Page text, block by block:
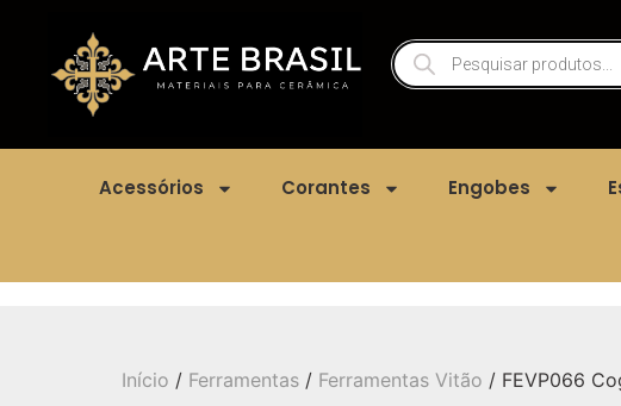
Acessórios Corantes Engobes
Início / Ferramentas / Ferramentas Vitão / FEVP066